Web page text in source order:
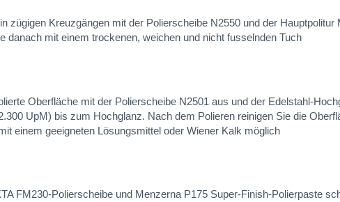
zügigen Kreuzgängen mit der Polierscheibe N2550 und der
danach mit einem trockenen, weichen und nicht fusselnden Tuch
Oberfläche mit der Polierscheibe N2501 aus und der Edelstahl-
UpM) bis zum Hochglanz. Nach dem Polieren reinigen Sie die
einem geeigneten Lösungsmittel oder Wiener Kalk möglich
FM230-Polierscheibe und Menzerna P175 Super-Finish-Polierpaste